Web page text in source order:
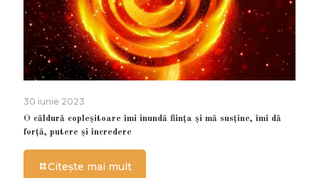
30 iunie 2023
O căldură copleșitoare îmi inundă ființa și mă susține, îmi dă
forță, putere și încredere
Citește mai mult